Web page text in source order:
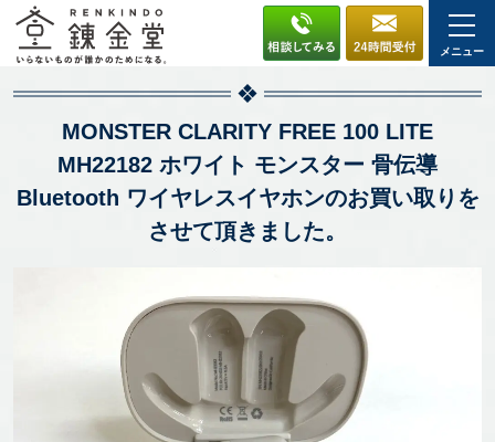
メニュー
MONSTER CLARITY FREE 100 LITE
MH22182 ホワイト モンスター 骨伝導
Bluetooth ワイヤレスイヤホンのお買い取りを
させて頂きました。